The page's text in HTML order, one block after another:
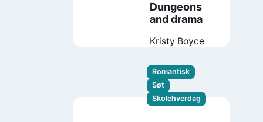
Dungeons
and drama
Kristy Boyce
Romantisk
Søt
Skolehverdag